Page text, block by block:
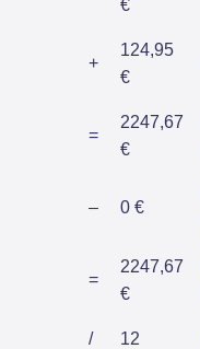
€
+
124,95
€
=
2247,67
€
– 0 €
=
2247,67
€
/ 12